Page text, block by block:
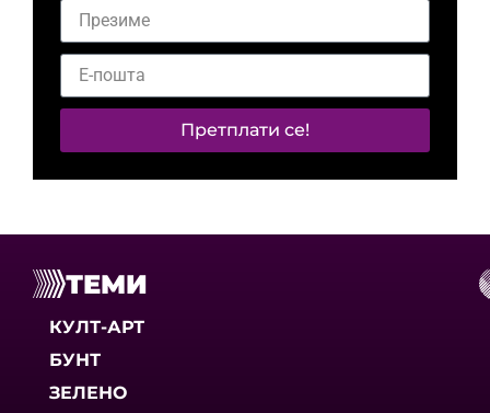
Претплати се!
ТЕМИ
КУЛТ-АРТ
БУНТ
ЗЕЛЕНО